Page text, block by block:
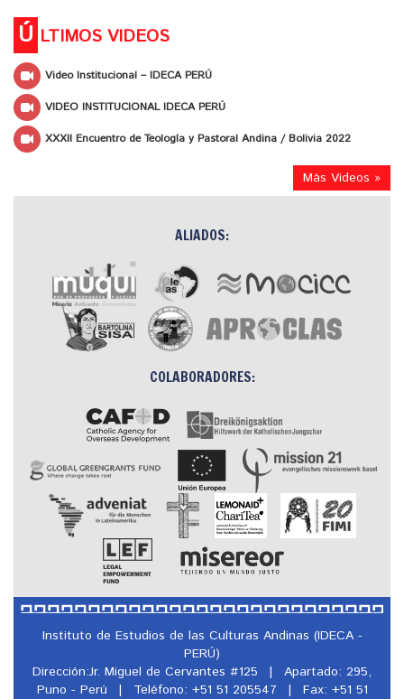
Ú LTIMOS VIDEOS
Video Institucional – IDECA PERÚ
VIDEO INSTITUCIONAL IDECA PERÚ
XXXII Encuentro de Teología y Pastoral Andina / Bolivia 2022
Más Videos »
ALIADOS:
COLABORADORES:
Instituto de Estudios de las Culturas Andinas (IDECA -
PERÚ)
Dirección:Jr. Miguel de Cervantes #125
|
Apartado: 295,
Puno - Perú
| Teléfono: +51 51 205547 |
Fax: +51 51